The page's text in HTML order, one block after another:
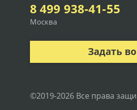
8 499 938-41-55
Москва
Задать
©2019-2026 Все права